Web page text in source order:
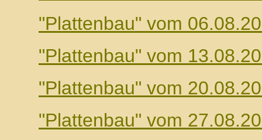
"Plattenbau" vom
"Plattenbau" vom
"Plattenbau" vom
"Plattenbau" vom